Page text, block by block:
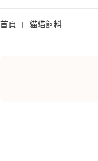
首頁 貓貓飼料